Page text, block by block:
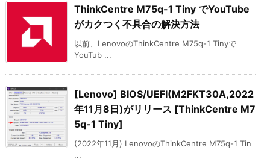
ThinkCentre M75q-1 Tiny でYouTube
がカクつく不具合の解決方法
以前、LenovoのThinkCentre M75q-1 Tinyで
YouTub ...
[Lenovo] BIOS/UEFI(M2FKT30A,2022
年11月8日)がリリース [ThinkCentre M7
5q-1 Tiny]
(2022年11月) LenovoのThinkCentre M75q-1 Tin
...